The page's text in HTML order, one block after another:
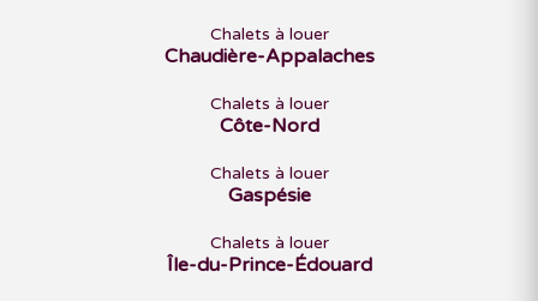
Chalets à louer
Chaudière-Appalaches
Chalets à louer
Côte-Nord
Chalets à louer
Gaspésie
Chalets à louer
Île-du-Prince-Édouard